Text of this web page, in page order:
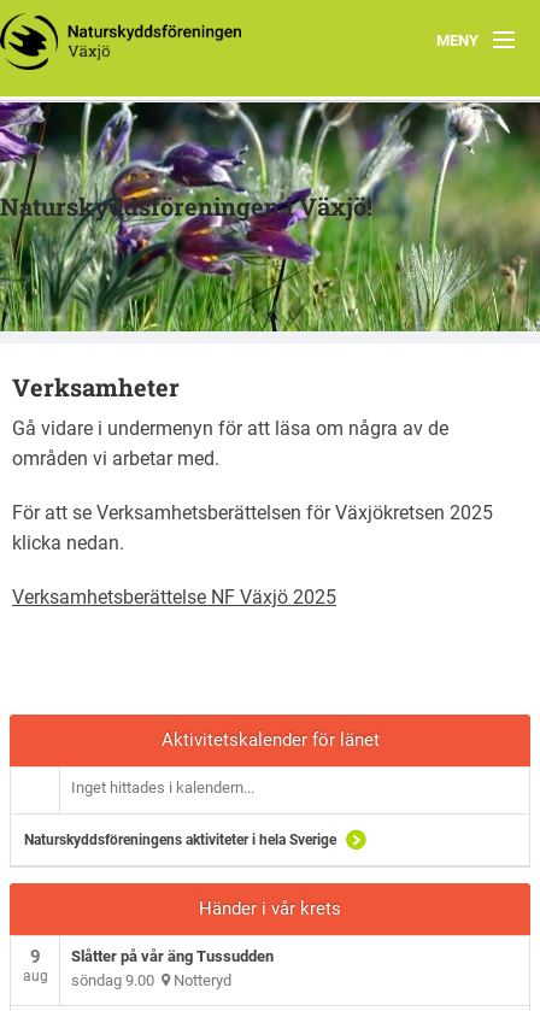
MENY
Hem
Om oss
Verksamheter
Arkiv
Skogsprojektet
Naturskyddsföreningen i Växjö!
Verksamheter
Gå vidare i undermenyn för att läsa om några av de
områden vi arbetar med.
För att se Verksamhetsberättelsen för Växjökretsen 2025
klicka nedan.
Verksamhetsberättelse NF Växjö 2025
Aktivitetskalender för länet
Inget hittades i kalendern...
Naturskyddsföreningens aktiviteter i hela Sverige
Händer i vår krets
9
aug
Slåtter på vår äng Tussudden
söndag 9.00 Notteryd